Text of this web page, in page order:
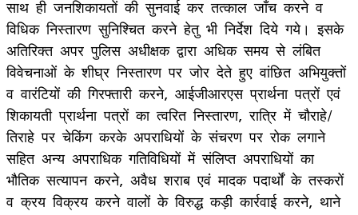
साथ ही जनशिकायतों की सुनवाई कर तत्काल जाँच करने व
विधिक निस्तारण सुनिश्चित करने हेतु भी निर्देश दिये गये। इसके
अतिरिक्त अपर पुलिस अधीक्षक द्वारा अधिक समय से लंबित
विवेचनाओं के शीघ्र निस्तारण पर जोर देते हुए वांछित अभियुक्तों
व वारंटियों की गिरफ्तारी करने, आईजीआरएस प्रार्थना पत्रों एवं
शिकायती प्रार्थना पत्रों का त्वरित निस्तारण, रात्रि में चौराहे/
तिराहे पर चेकिंग करके अपराधियों के संचरण पर रोक लगाने
सहित अन्य अपराधिक गतिविधियों में संलिप्त अपराधियों का
भौतिक सत्यापन करने, अवैध शराब एवं मादक पदार्थों के तस्करों
व क्रय विक्रय करने वालों के विरुद्ध कड़ी कार्रवाई करने, थाने